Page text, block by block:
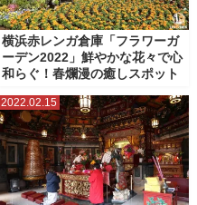
横浜赤レンガ倉庫「フラワーガ
ーデン2022」鮮やかな花々で心
和らぐ！春爛漫の癒しスポット
2022.02.15